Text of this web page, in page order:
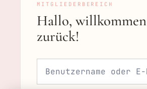
Hallo, willkommen
zurück!